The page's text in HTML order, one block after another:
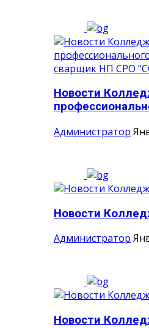
Новости
Администратор
Новости
Администратор
Новости